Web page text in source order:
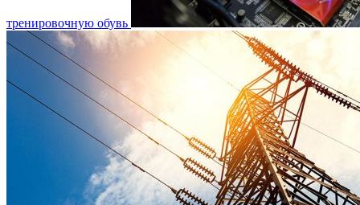
тренировочную обувь